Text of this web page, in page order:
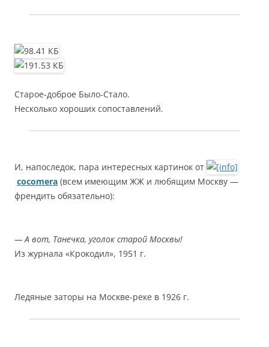
Старое-доброе Было-Стало.
Несколько хороших сопоставлений.
И, напоследок, пара интересных картинок от
cocomera (всем имеющим ЖЖ и любящим Москву —
френдить обязательно):
— А вот, Танечка, уголок старой Москвы!
Из журнала «Крокодил», 1951 г.
Ледяные заторы на Москве-реке в 1926 г.